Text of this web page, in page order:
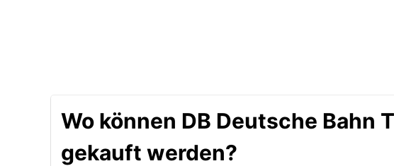
Wo können DB Deutsche
gekauft werden?